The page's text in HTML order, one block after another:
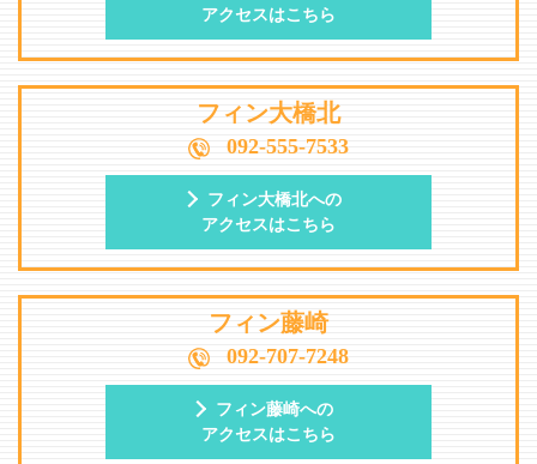
アクセスはこちら
フィン大橋北
092-555-7533
フィン大橋北への
アクセスはこちら
フィン藤崎
092-707-7248
フィン藤崎への
アクセスはこちら